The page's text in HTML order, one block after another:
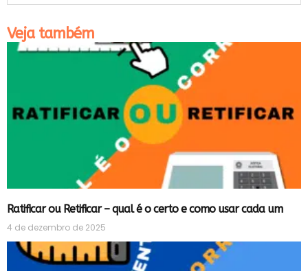
Veja também
Ratificar ou Retificar – qual é o certo e como usar cada um
4 de dezembro de 2025